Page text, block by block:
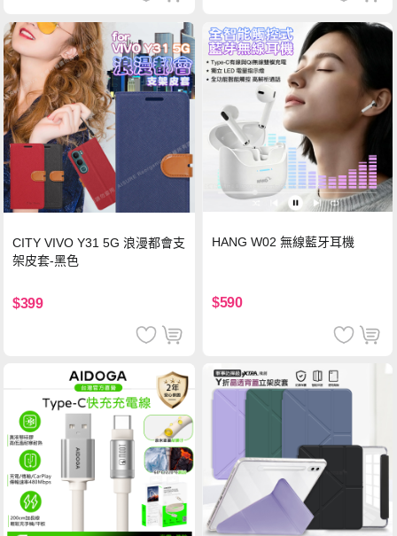
CITY VIVO Y31 5G 浪漫都會支
架皮套-黑色
$399
HANG W02 無線藍牙耳機
$590